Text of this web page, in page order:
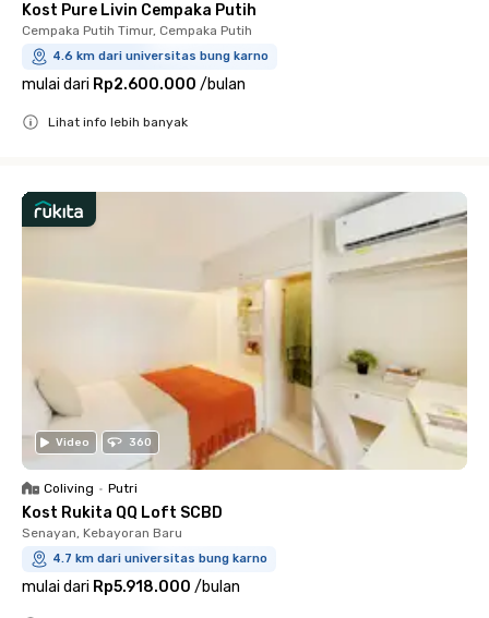
Kost Pure Livin Cempaka Putih
Cempaka Putih Timur, Cempaka Putih
4.6 km dari universitas bung karno
mulai dari Rp2.600.000 /bulan
Lihat info lebih banyak
Video 360
Coliving • Putri
Kost Rukita QQ Loft SCBD
Senayan, Kebayoran Baru
4.7 km dari universitas bung karno
mulai dari Rp5.918.000 /bulan